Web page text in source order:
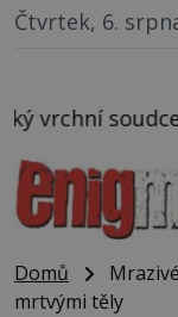
Čtvrtek, 6.
F. Crater se
Domů
mrtvými těly